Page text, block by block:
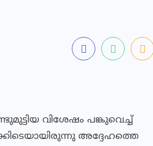
വിശേഷം പങ്കുവെച്ച്
അദ്ദേഹത്തെ